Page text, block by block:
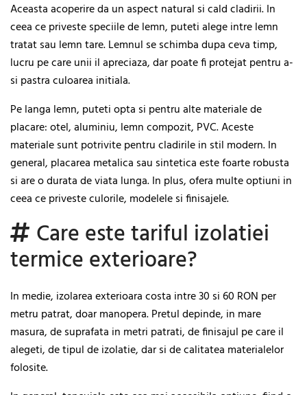
Aceasta acoperire da un aspect natural si cald cladirii. In
ceea ce priveste speciile de lemn, puteti alege intre lemn
tratat sau lemn tare. Lemnul se schimba dupa ceva timp,
lucru pe care unii il apreciaza, dar poate fi protejat pentru a-
si pastra culoarea initiala.
Pe langa lemn, puteti opta si pentru alte materiale de
placare: otel, aluminiu, lemn compozit, PVC. Aceste
materiale sunt potrivite pentru cladirile in stil modern. In
general, placarea metalica sau sintetica este foarte robusta
si are o durata de viata lunga. In plus, ofera multe optiuni in
ceea ce priveste culorile, modelele si finisajele.
Care este tariful izolatiei
termice exterioare?
In medie, izolarea exterioara costa intre 30 si 60 RON per
metru patrat, doar manopera. Pretul depinde, in mare
masura, de suprafata in metri patrati, de finisajul pe care il
alegeti, de tipul de izolatie, dar si de calitatea materialelor
folosite.